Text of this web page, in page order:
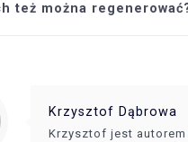
też można
Krzysztof Dąbrowa
Krzysztof jest